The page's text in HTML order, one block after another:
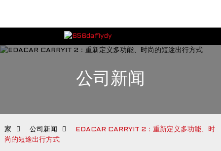
公司新闻
家 公司新闻
EDACAR CARRYIT 2：重新定义多功能、时
尚的短途出行方式